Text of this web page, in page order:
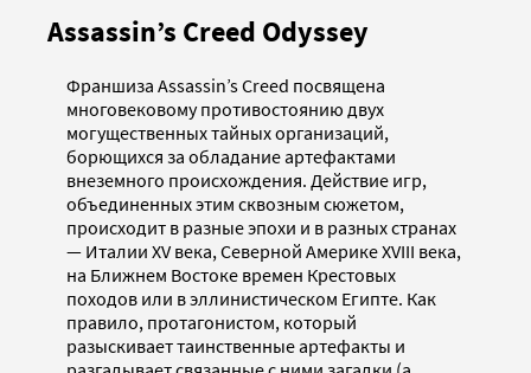
Assassin’s Creed Odyssey
Франшиза Assassin’s Creed посвящена
многовековому противостоянию двух
могущественных тайных организаций,
борющихся за обладание артефактами
внеземного происхождения. Действие игр,
объединенных этим сквозным сюжетом,
происходит в разные эпохи и в разных странах
— Италии XV века, Северной Америке XVIII века,
на Ближнем Востоке времен Крестовых
походов или в эллинистическом Египте. Как
правило, протагонистом, который
разыскивает таинственные артефакты и